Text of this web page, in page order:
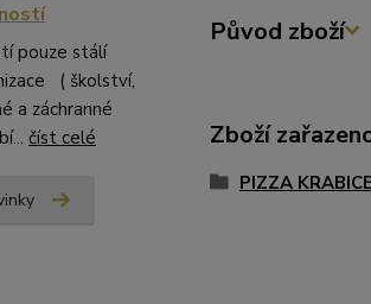
pouze stálí
( školství,
a záchranné
číst celé
Původ zboží
Zboží
PIZZA KRABICE